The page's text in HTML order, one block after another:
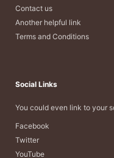
Contact us
Another helpful link
Terms and Conditions
Social Links
You could even link to your
Facebook
Twitter
YouTube